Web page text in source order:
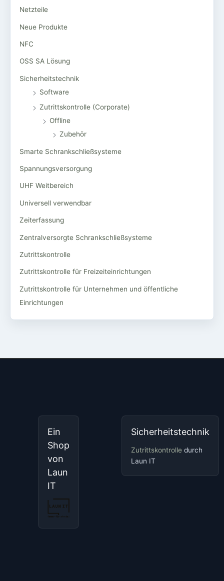
Netzteile
Neue Produkte
NFC
OSS SA Lösung
Sicherheitstechnik
Software
Zutrittskontrolle (Corporate)
Offline
Zubehör
Smarte Schrankschließsysteme
Spannungsversorgung
UHF Weitbereich
Universell verwendbar
Zeiterfassung
Zentralversorgte Schrankschließsysteme
Zutrittskontrolle
Zutrittskontrolle für Freizeiteinrichtungen
Zutrittskontrolle für Unternehmen und öffentliche
Einrichtungen
Ein
Shop
von
Laun
IT
Sicherheitstechnik
Zutrittskontrolle durch
Laun IT